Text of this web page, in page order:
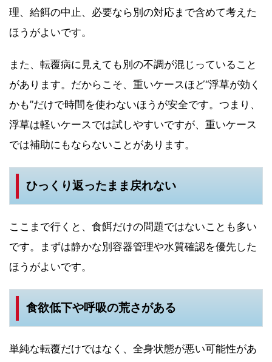
理、給餌の中止、必要なら別の対応まで含めて考えた
ほうがよいです。
また、転覆病に見えても別の不調が混じっていること
があります。だからこそ、重いケースほど“浮草が効く
かも”だけで時間を使わないほうが安全です。つまり、
浮草は軽いケースでは試しやすいですが、重いケース
では補助にもならないことがあります。
ひっくり返ったまま戻れない
ここまで行くと、食餌だけの問題ではないことも多い
です。まずは静かな別容器管理や水質確認を優先した
ほうがよいです。
食欲低下や呼吸の荒さがある
単純な転覆だけではなく、全身状態が悪い可能性があ